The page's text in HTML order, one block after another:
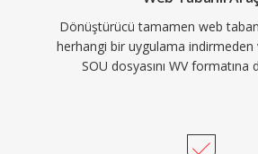
Dönüştürücü tamamen web
herhangi bir uygulama indirmeden
SOU dosyasını WV formatına